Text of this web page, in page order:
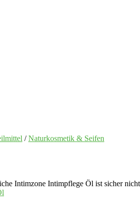
/Naturkosmetik & Seifen
Intimzone Intimpflege Öl ist sicher